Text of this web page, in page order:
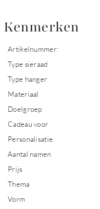
Kenmerken
Artikelnummer:
Type sieraad
Type hanger
Materiaal
Doelgroep
Cadeau voor
Personalisatie
Aantal namen
Prijs
Thema
Vorm